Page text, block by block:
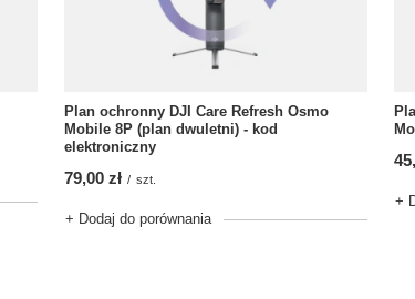
Plan ochronny DJI Care Refresh Osmo
Mobile 8P (plan dwuletni) - kod
elektroniczny
79,00 zł / szt.
+ Dodaj do porównania
+